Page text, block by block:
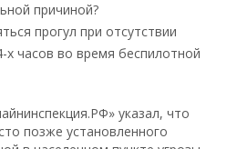
причиной?
прогул при отсутствии
х часов во время беспилотной
указал, что
позже установленного